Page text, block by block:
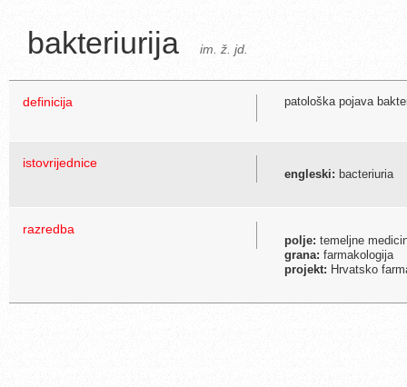
bakteriurija im. ž. jd.
definicija patološka pojava
istovrijednice
engleski: bacteriuria
razredba
polje: temeljne
grana: farmakologija
projekt: Hrvatsko